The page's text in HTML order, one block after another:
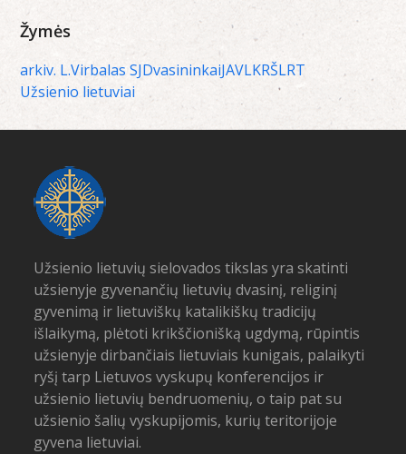
Žymės
arkiv. L.Virbalas SJDvasininkaiJAVLKRŠLRT
Užsienio lietuviai
Užsienio lietuvių sielovados tikslas yra skatinti
užsienyje gyvenančių lietuvių dvasinį, religinį
gyvenimą ir lietuviškų katalikiškų tradicijų
išlaikymą, plėtoti krikščionišką ugdymą, rūpintis
užsienyje dirbančiais lietuviais kunigais, palaikyti
ryšį tarp Lietuvos vyskupų konferencijos ir
užsienio lietuvių bendruomenių, o taip pat su
užsienio šalių vyskupijomis, kurių teritorijoje
gyvena lietuviai.